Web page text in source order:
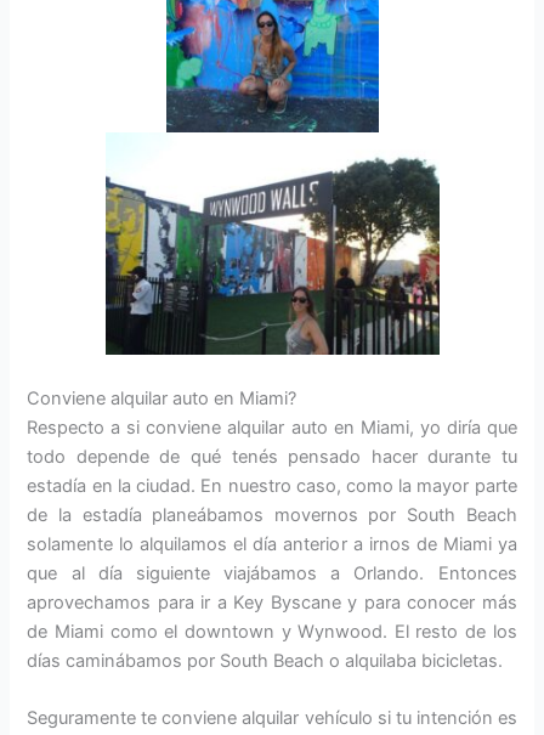
Conviene alquilar auto en Miami?
Respecto a si conviene alquilar auto en Miami, yo diría que
todo depende de qué tenés pensado hacer durante tu
estadía en la ciudad. En nuestro caso, como la mayor parte
de la estadía planeábamos movernos por South Beach
solamente lo alquilamos el día anterior a irnos de Miami ya
que al día siguiente viajábamos a Orlando. Entonces
aprovechamos para ir a Key Byscane y para conocer más
de Miami como el downtown y Wynwood. El resto de los
días caminábamos por South Beach o alquilaba bicicletas.
Seguramente te conviene alquilar vehículo si tu intención es